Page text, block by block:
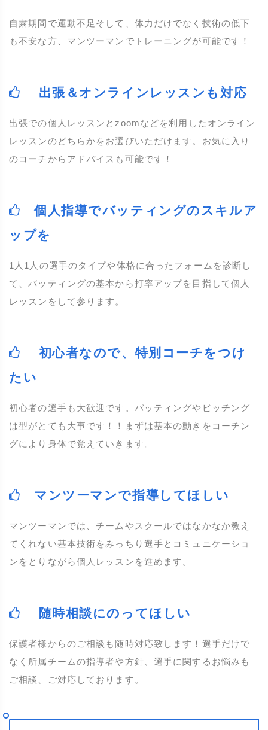
自粛期間で運動不足そして、体力だけでなく技術の低下
も不安な方、マンツーマンでトレーニングが可能です！
出張＆オンラインレッスンも対応
出張での個人レッスンとzoomなどを利用したオンライン
レッスンのどちらかをお選びいただけます。お気に入り
のコーチからアドバイスも可能です！
個人指導でバッティングのスキルア
ップを
1人1人の選手のタイプや体格に合ったフォームを診断し
て、バッティングの基本から打率アップを目指して個人
レッスンをして参ります。
初心者なので、特別コーチをつけ
たい
初心者の選手も大歓迎です。バッティングやピッチング
は型がとても大事です！！まずは基本の動きをコーチン
グにより身体で覚えていきます。
マンツーマンで指導してほしい
マンツーマンでは、チームやスクールではなかなか教え
てくれない基本技術をみっちり選手とコミュニケーショ
ンをとりながら個人レッスンを進めます。
随時相談にのってほしい
保護者様からのご相談も随時対応致します！選手だけで
なく所属チームの指導者や方針、選手に関するお悩みも
ご相談、ご対応しております。